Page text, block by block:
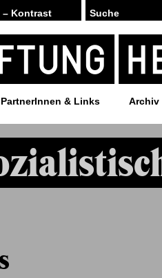
– Kontrast
PartnerInnen & Links Archiv